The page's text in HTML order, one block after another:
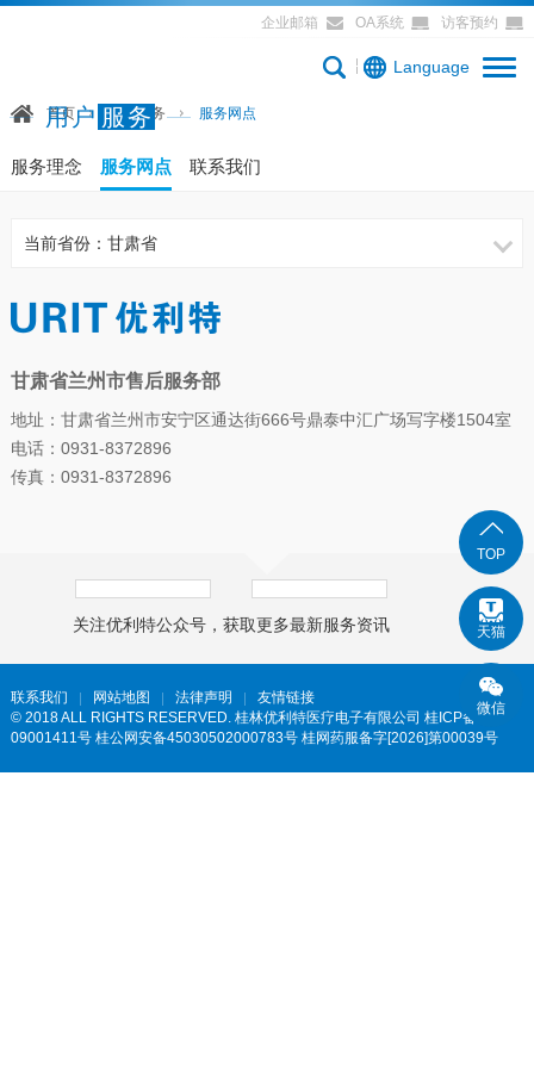
企业邮箱 OA系统 访客预约
Language
用户 服务
首页 用户服务 服务网点
服务理念 服务网点 联系我们
当前省份：甘肃省
甘肃省兰州市售后服务部
地址：甘肃省兰州市安宁区通达街666号鼎泰中汇广场写字楼1504室
电话：0931-8372896
传真：0931-8372896
关注优利特公众号，获取更多最新服务资讯
TOP
天猫
微信
联系我们 网站地图 法律声明
友情链接
© 2018 ALL RIGHTS RESERVED. 桂林优利特医疗电子有限公司 桂ICP备
09001411号 桂公网安备45030502000783号 桂网药服备字[2026]第00039号